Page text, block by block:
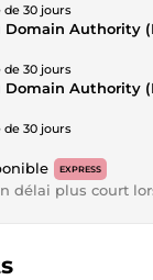
30 jours
Authority
30 jours
Authority
30 jours
EXPRESS
délai plus court